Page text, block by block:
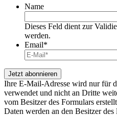
Name
Dieses Feld dient zur
werden.
Email*
Ihre E-Mail-Adresse wird nur für
verwendet und nicht an Dritte
vom Besitzer des Formulars
Daten werden an den Besitzer des